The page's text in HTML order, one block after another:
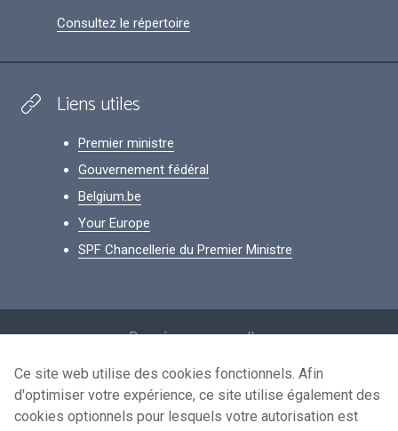
Consultez le répertoire
Liens utiles
Premier ministre
Gouvernement fédéral
Belgium.be
Your Europe
SPF Chancellerie du Premier Ministre
Données personnelles
Conditions de réutilisation
Contactez-nous
Ce site web utilise des cookies fonctionnels. Afin
d'optimiser votre expérience, ce site utilise également des
cookies optionnels pour lesquels votre autorisation est